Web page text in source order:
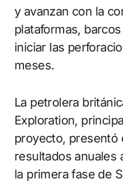
y avanzan con la
plataformas,
iniciar las
meses.
La petrolera
Exploration,
proyecto, presentó
resultados anuales
la primera fase de